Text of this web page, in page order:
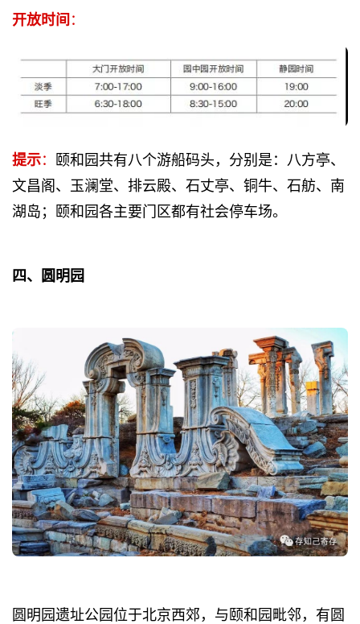
开放时间 ：
提示： 颐和园共有八个游船码头，分别是：八方亭、
文昌阁、玉澜堂、排云殿、石丈亭、铜牛、石舫、南
湖岛；颐和园各主要门区都有社会停车场。
四、圆明园
圆明园遗址公园位于北京西郊，与颐和园毗邻，有圆